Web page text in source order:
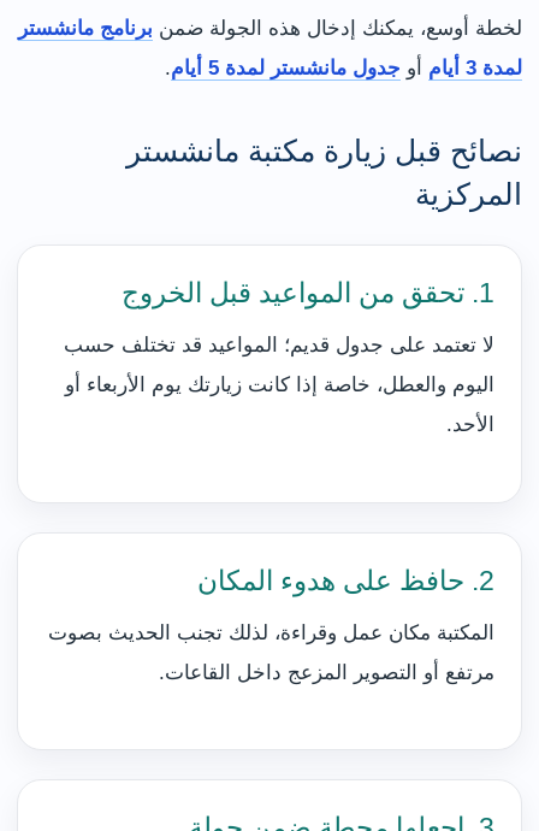
لخطة أوسع، يمكنك إدخال هذه الجولة ضمن برنامج مانشستر
لمدة 3 أيام
أو جدول مانشستر لمدة 5 أيام .
نصائح قبل زيارة مكتبة مانشستر
المركزية
1. تحقق من المواعيد قبل الخروج
لا تعتمد على جدول قديم؛ المواعيد قد تختلف حسب
اليوم والعطل، خاصة إذا كانت زيارتك يوم الأربعاء أو
الأحد.
2. حافظ على هدوء المكان
المكتبة مكان عمل وقراءة، لذلك تجنب الحديث بصوت
مرتفع أو التصوير المزعج داخل القاعات.